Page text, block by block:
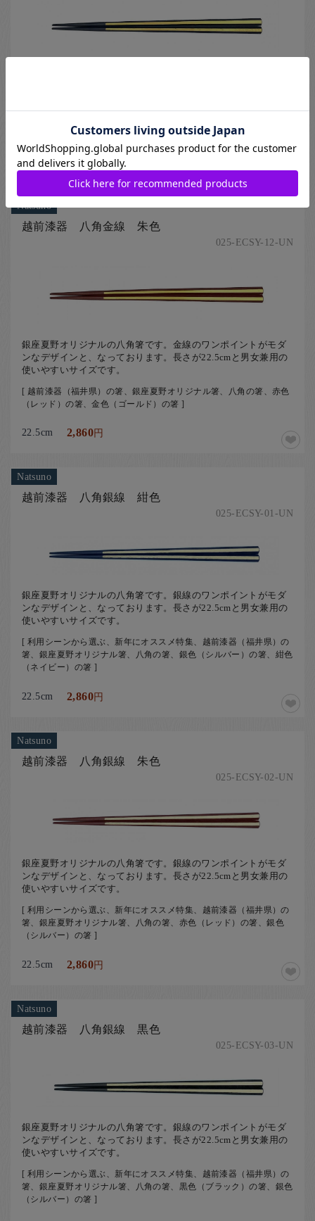
（ゴールド）の箸、紺色（ネイビー）の箸 ]
22.5cm 2,860円
Natsuno
越前漆器 八角金線 朱色
025-ECSY-12-UN
銀座夏野オリジナルの八角箸です。金線のワンポイントがモダ
ンなデザインと、なっております。長さが22.5cmと男女兼用の
使いやすいサイズです。
[ 越前漆器（福井県）の箸、銀座夏野オリジナル箸、八角の箸、赤色
（レッド）の箸、金色（ゴールド）の箸 ]
22.5cm 2,860円
Natsuno
越前漆器 八角銀線 紺色
025-ECSY-01-UN
銀座夏野オリジナルの八角箸です。銀線のワンポイントがモダ
ンなデザインと、なっております。長さが22.5cmと男女兼用の
使いやすいサイズです。
[ 利用シーンから選ぶ、新年にオススメ特集、越前漆器（福井県）の
箸、銀座夏野オリジナル箸、八角の箸、銀色（シルバー）の箸、紺色
（ネイビー）の箸 ]
22.5cm 2,860円
Natsuno
越前漆器 八角銀線 朱色
025-ECSY-02-UN
銀座夏野オリジナルの八角箸です。銀線のワンポイントがモダ
ンなデザインと、なっております。長さが22.5cmと男女兼用の
使いやすいサイズです。
[ 利用シーンから選ぶ、新年にオススメ特集、越前漆器（福井県）の
箸、銀座夏野オリジナル箸、八角の箸、赤色（レッド）の箸、銀色
（シルバー）の箸 ]
22.5cm 2,860円
Natsuno
越前漆器 八角銀線 黒色
025-ECSY-03-UN
銀座夏野オリジナルの八角箸です。銀線のワンポイントがモダ
ンなデザインと、なっております。長さが22.5cmと男女兼用の
使いやすいサイズです。
[ 利用シーンから選ぶ、新年にオススメ特集、越前漆器（福井県）の
箸、銀座夏野オリジナル箸、八角の箸、黒色（ブラック）の箸、銀色
（シルバー）の箸 ]